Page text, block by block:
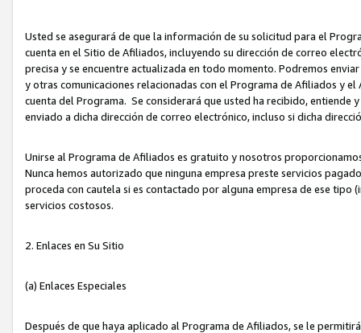
Usted se asegurará de que la información de su solicitud para el
cuenta en el Sitio de Afiliados, incluyendo su dirección de correo
precisa y se encuentre actualizada en todo momento. Podremos
y otras comunicaciones relacionadas con el Programa de Afiliados y
cuenta del Programa. Se considerará que usted ha recibido, entiende
enviado a dicha dirección de correo electrónico, incluso si dicha
Unirse al Programa de Afiliados es gratuito y nosotros
Nunca hemos autorizado que ninguna empresa preste servicios
proceda con cautela si es contactado por alguna empresa de ese
servicios costosos.
2. Enlaces en Su Sitio
(a) Enlaces Especiales
Después de que haya aplicado al Programa de Afiliados, se le